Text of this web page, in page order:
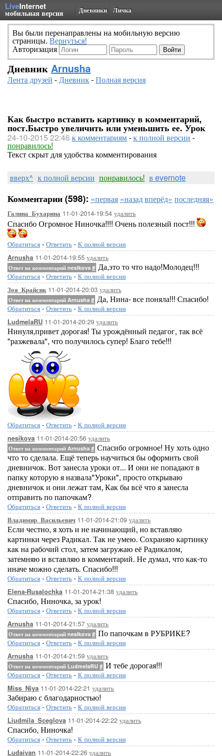
LiveInternet
мобильная версия Дневники Личка
Вы были перенаправлены на мобильную версию
страницы. Вернуться!
Авторизация
Дневник Arnusha
Лента друзей -Дневник-Полная версия
Как быстро вставить картинку в комментарий,
пост.Быстро увеличить или уменьшить ее. Урок
24-10-2015 22:46 к комментариям-к полной версии -
понравилось!
Текст скрыт для удобства комментирования
вверх^ к полной версии понравилось! в evernote
Комментарии (598): «первая «назадвперёд» последняя»
Галина_Бухарина 11-01-2014-19:54 удалить
Спасибо Огромное Ниночка!!!! Очень полезный пост!!!
Обратиться - Ответить - К полной версии
Arnusha 11-01-2014-19:55 удалить
Ответ на комментарий nesikova # Да,это то что надо!Молодец!!!
Обратиться - Ответить - К полной версии
Зоя_Крайсик11-01-2014-20:03 удалить
Ответ на комментарий Arnusha # Да, Нина- все поняла!!! Спасибо!
Обратиться - Ответить - К полной версии
LudmelaRU 11-01-2014-20:29 удалить
Нинуля,привет дорогая! Ты урождённый педагог, так всё
"разжевала", что получилось супер! Благо тебе!!!
Обратиться - Ответить - К полной версии
nesikova 11-01-2014-20:56 удалить
Ответ на комментарий Arnusha # Спасибо огромное! Ну хоть одно
что то сделала. Ещё теперь научиться бы оформить свой
дневничок. Вот занесла уроки от... И они не попадают в
папку которую я назвала"Уроки", просто открываю
дневничок и они лежат там, Как бы всё что я занесла
отправить по папочкам?
Обратиться - Ответить - К полной версии
Владимир_Васильевич 11-01-2014-21:09 удалить
Если честно, я хоть и не начинающий, но вставляю
картинки через Радикал. Так не умею. Сохраняю картинку
как на рабочий стол, затем загружаю её Радикалом,
затемняю и вставляю в комментарий. Не думал, что как-то
иначе можно сделать. Спасибо!!!
Обратиться - Ответить - К полной версии
Elena-Rusalochka 11-01-2014-21:38 удалить
Спасибо, Ниночка, за урок!
Обратиться - Ответить - К полной версии
Arnusha 11-01-2014-21:57 удалить
Ответ на комментарий nesikova # По папочкам в РУБРИКЕ?
Обратиться - Ответить - К полной версии
Arnusha 11-01-2014-21:59 удалить
Ответ на комментарий LudmelaRU # И тебе дорогая!!!
Обратиться - Ответить - К полной версии
Miss_Niya 11-01-2014-22:21 удалить
Забираю с благодарностью!
Обратиться - Ответить - К полной версии
Liudmila_Sceglova 11-01-2014-22:22 удалить
Спасибо, Ниночка!
Обратиться - Ответить - К полной версии
Ludaivan 11-01-2014-22:26 удалить